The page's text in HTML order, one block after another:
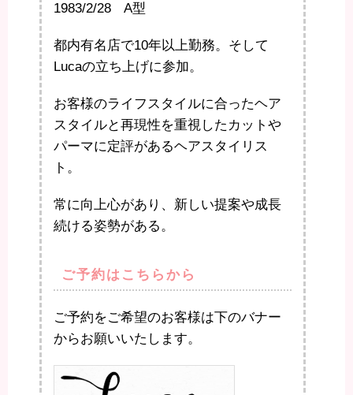
1983/2/28 A型
都内有名店で10年以上勤務。そして
Lucaの立ち上げに参加。
お客様のライフスタイルに合ったヘア
スタイルと再現性を重視したカットや
パーマに定評があるヘアスタイリス
ト。
常に向上心があり、新しい提案や成長
続ける姿勢がある。
ご予約はこちらから
ご予約をご希望のお客様は下のバナー
からお願いいたします。